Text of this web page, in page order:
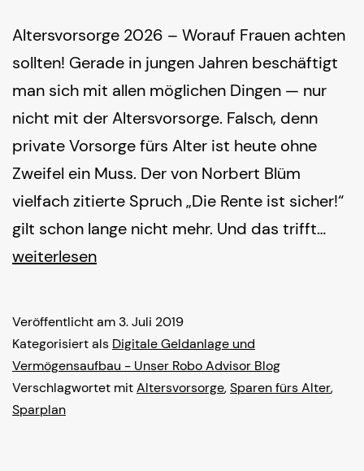
Altersvorsorge 2026 – Worauf Frauen achten
sollten! Gerade in jungen Jahren beschäftigt
man sich mit allen möglichen Dingen — nur
nicht mit der Altersvorsorge. Falsch, denn
private Vorsorge fürs Alter ist heute ohne
Zweifel ein Muss. Der von Norbert Blüm
vielfach zitierte Spruch „Die Rente ist sicher!“
gilt schon lange nicht mehr. Und das trifft…
weiterlesen
Veröffentlicht am3. Juli 2019
Kategorisiert als Digitale Geldanlage und
Vermögensaufbau - Unser Robo Advisor Blog
Verschlagwortet mitAltersvorsorge,Sparen fürs Alter,
Sparplan